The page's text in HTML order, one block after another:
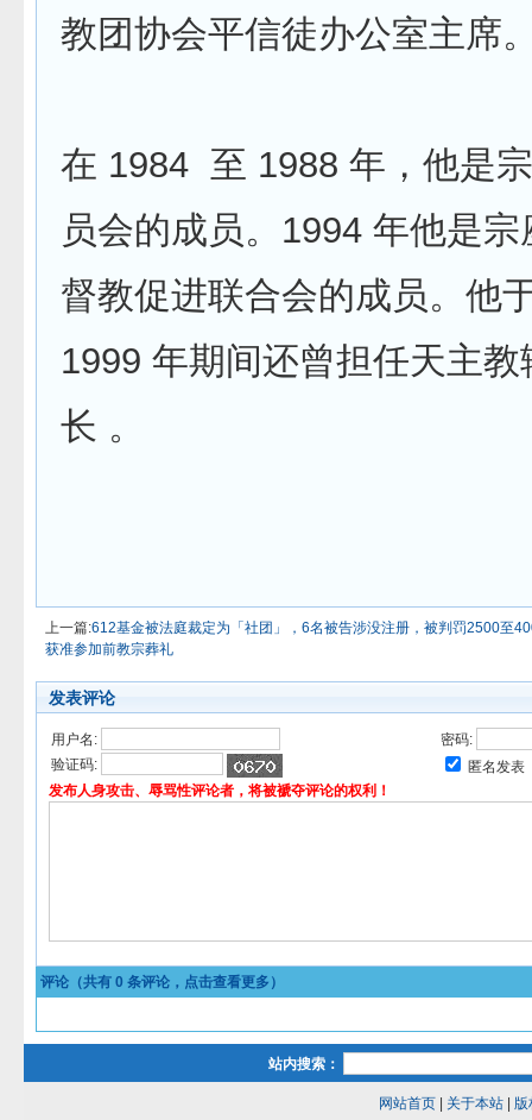
教团协会平信徒办公室主席
在 1984 至 1988 年，他是
员会的成员。1994 年他是
督教促进联合会的成员。他
1999 年期间还曾担任天主
长 。
上一篇:612基金被法庭裁定为「社团」，6名被告涉没注册，被判罚2500至
获准参加前教宗葬礼
发表评论
用户名:
密码:
验证码:
匿名发表
发布人身攻击、辱骂性评论者，将被褫夺评论的权利！
评论（共有 0 条评论，点击查看更多）
站内搜索：
网站首页| 关于本站| 版